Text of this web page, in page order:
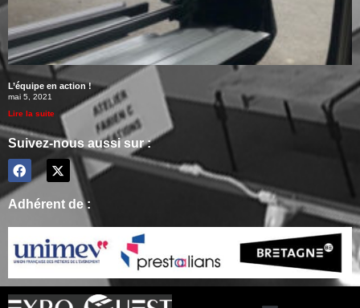
L’équipe en action !
mai 5, 2021
Lire la suite
Suivez-nous aussi sur :
Adhérent de :